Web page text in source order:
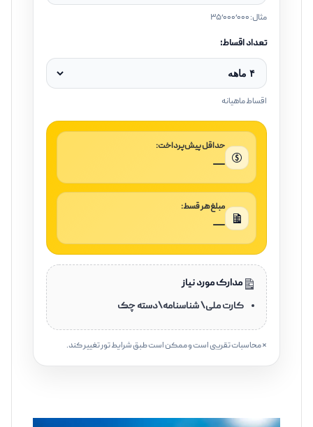
تعداد اقساط:
اقساط ماهیانه
حداقل پیش‌پرداخت:
—
مبلغ هر قسط:
—
مدارک مورد نیاز
کارت ملی\ شناسنامه\دسته چک
* محاسبات تقریبی است و ممکن است طبق شرایط تور تغییر کند.